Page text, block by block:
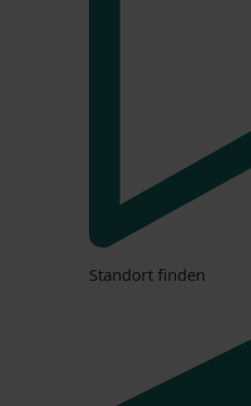
Standort finden